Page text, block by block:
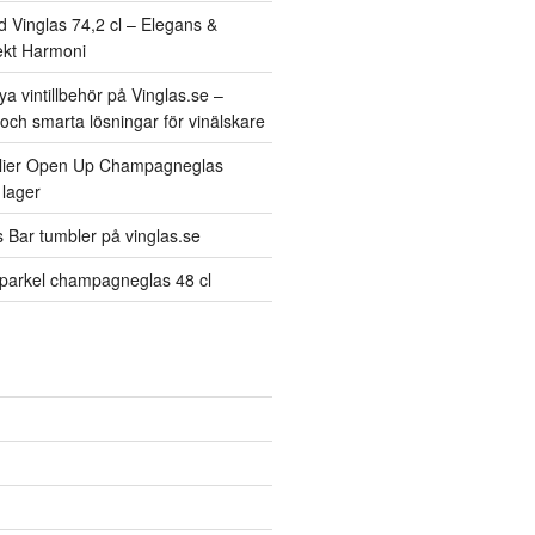
Vinglas 74,2 cl – Elegans &
Harmoni
vintillbehör på Vinglas.se –
smarta lösningar för vinälskare
Open Up Champagneglas
Bar tumbler på vinglas.se
champagneglas 48 cl